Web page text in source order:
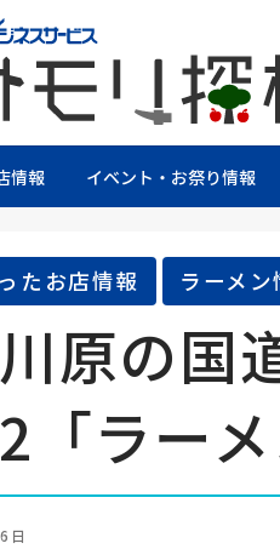
リ探検隊
スサービス社員が青森県
情報 イベント・お祭り情報
たお店情報 ラーメン
原の国
「ラーメ
日